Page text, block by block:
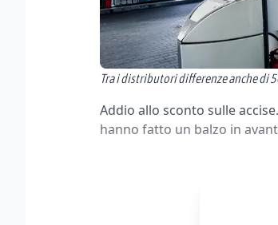
Tra i distributori differenze anche di
Addio allo sconto sulle
hanno fatto un balzo in